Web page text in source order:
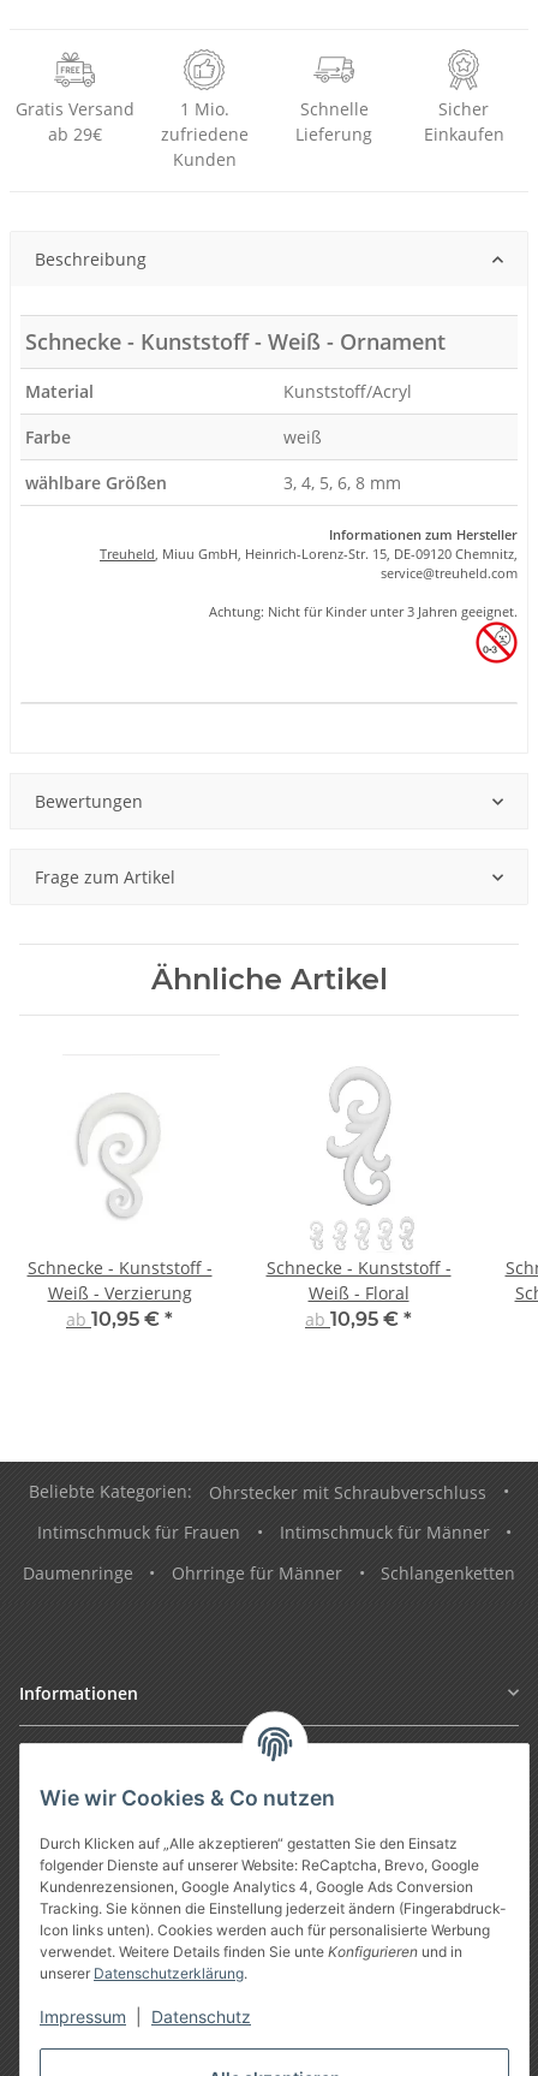
Wie wir Cookies & Co nutzen
Durch Klicken auf „Alle akzeptieren“ gestatten Sie den Einsatz
folgender Dienste auf unserer Website: ReCaptcha, Brevo, Google
Kundenrezensionen, Google Analytics 4, Google Ads Conversion
Tracking. Sie können die Einstellung jederzeit ändern (Fingerabdruck-
Icon links unten). Cookies werden auch für personalisierte Werbung
verwendet. Weitere Details finden Sie unte Konfigurieren und in
unserer Datenschutzerklärung.
Impressum Datenschutz
Gratis Versand
ab 29€
1 Mio.
zufriedene
Kunden
Schnelle
Lieferung
Sicher
Einkaufen
Beschreibung
Schnecke - Kunststoff - Weiß - Ornament
Material
Kunststoff/Acryl
Farbe
weiß
wählbare Größen
3, 4, 5, 6, 8 mm
Informationen zum Hersteller
Treuheld, Miuu GmbH, Heinrich-Lorenz-Str. 15, DE-09120 Chemnitz,
service@treuheld.com
Achtung: Nicht für Kinder unter 3 Jahren geeignet.
Bewertungen
Frage zum Artikel
Ähnliche Artikel
Schnecke - Kunststoff -
Weiß - Verzierung
ab 10,95 € *
Schnecke - Kunststoff -
Weiß - Floral
ab 10,95 € *
Beliebte Kategorien: Ohrstecker mit Schraubverschluss
•
Intimschmuck für Frauen
• Intimschmuck für Männer
•
Daumenringe
• Ohrringe für Männer • Schlangenketten
Informationen
Vertrag widerrufen